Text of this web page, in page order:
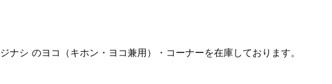
ナシ のヨコ（キホン・ヨコ兼用）・コーナーを在庫しております。